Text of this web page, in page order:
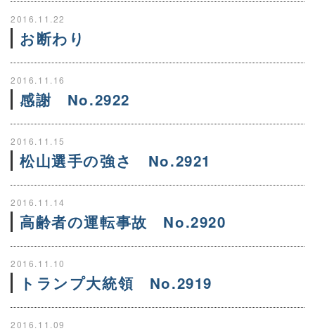
2016.11.22
お断わり
2016.11.16
感謝 No.2922
2016.11.15
松山選手の強さ No.2921
2016.11.14
高齢者の運転事故 No.2920
2016.11.10
トランプ大統領 No.2919
2016.11.09